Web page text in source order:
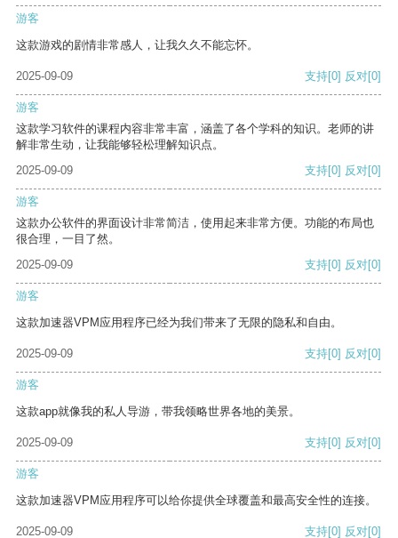
游客
这款游戏的剧情非常感人，让我久久不能忘怀。
2025-09-09 支持[0] 反对[0]
游客
这款学习软件的课程内容非常丰富，涵盖了各个学科的知识。老师的讲
解非常生动，让我能够轻松理解知识点。
2025-09-09
支持[0] 反对[0]
游客
这款办公软件的界面设计非常简洁，使用起来非常方便。功能的布局也
很合理，一目了然。
2025-09-09
支持[0] 反对[0]
游客
这款加速器VPM应用程序已经为我们带来了无限的隐私和自由。
2025-09-09 支持[0] 反对[0]
游客
这款app就像我的私人导游，带我领略世界各地的美景。
2025-09-09 支持[0] 反对[0]
游客
这款加速器VPM应用程序可以给你提供全球覆盖和最高安全性的连接。
2025-09-09 支持[0] 反对[0]